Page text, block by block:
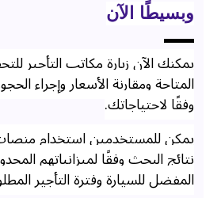
وبسيطًا الآن
يمكنك الآن زيارة مكاتب التأجير
المتاحة ومقارنة الأسعار وإجراء
وفقًا لاحتياجاتك.
يمكن للمستخدمين استخدام
نتائج البحث وفقًا لميزانياتهم
المفضل للسيارة وفترة التأجير